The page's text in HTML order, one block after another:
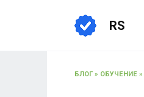
RS
БЛОГ» ОБУЧЕНИЕ »